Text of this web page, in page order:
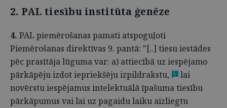
2. PAL tiesību institūta ģenēze
4. PAL piemērošanas pamati atspoguļoti
Piemērošanas direktīvas 9. pantā: "[..] tiesu iestādes
pēc prasītāja lūguma var: a) attiecībā uz iespējamo
pārkāpēju izdot iepriekšēju izpildrakstu,
5
lai
novērstu iespējamus intelektuālā īpašuma tiesību
pārkāpumus vai lai uz pagaidu laiku aizliegtu